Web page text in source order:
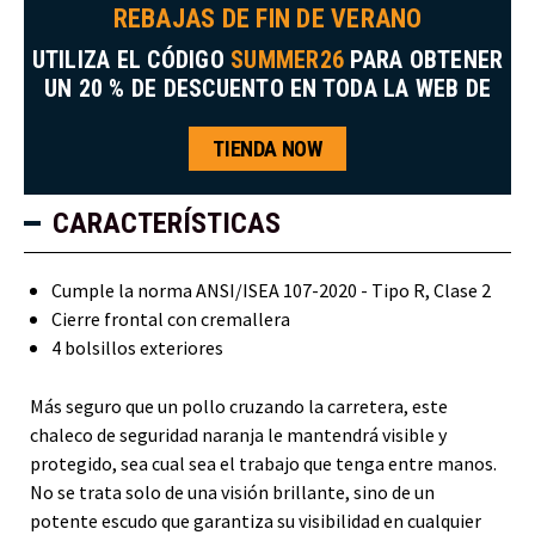
REBAJAS DE FIN DE VERANO
UTILIZA EL CÓDIGO SUMMER26 PARA OBTENER
UN 20 % DE DESCUENTO EN TODA LA WEB DE
TIENDA NOW
CARACTERÍSTICAS
Cumple la norma ANSI/ISEA 107-2020 - Tipo R, Clase 2
Cierre frontal con cremallera
4 bolsillos exteriores
Más seguro que un pollo cruzando la carretera, este
chaleco de seguridad naranja le mantendrá visible y
protegido, sea cual sea el trabajo que tenga entre manos.
No se trata solo de una visión brillante, sino de un
potente escudo que garantiza su visibilidad en cualquier